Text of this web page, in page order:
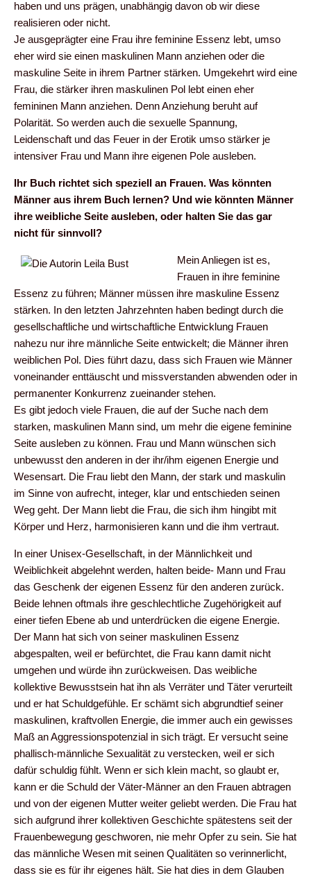
haben und uns prägen, unabhängig davon ob wir diese
realisieren oder nicht.
Je ausgeprägter eine Frau ihre feminine Essenz lebt, umso
eher wird sie einen maskulinen Mann anziehen oder die
maskuline Seite in ihrem Partner stärken. Umgekehrt wird eine
Frau, die stärker ihren maskulinen Pol lebt einen eher
femininen Mann anziehen. Denn Anziehung beruht auf
Polarität. So werden auch die sexuelle Spannung,
Leidenschaft und das Feuer in der Erotik umso stärker je
intensiver Frau und Mann ihre eigenen Pole ausleben.
Ihr Buch richtet sich speziell an Frauen. Was könnten
Männer aus ihrem Buch lernen? Und wie könnten Männer
ihre weibliche Seite ausleben, oder halten Sie das gar
nicht für sinnvoll?
Mein Anliegen ist es,
Frauen in ihre feminine
Essenz zu führen; Männer müssen ihre maskuline Essenz
stärken. In den letzten Jahrzehnten haben bedingt durch die
gesellschaftliche und wirtschaftliche Entwicklung Frauen
nahezu nur ihre männliche Seite entwickelt; die Männer ihren
weiblichen Pol. Dies führt dazu, dass sich Frauen wie Männer
voneinander enttäuscht und missverstanden abwenden oder in
permanenter Konkurrenz zueinander stehen.
Es gibt jedoch viele Frauen, die auf der Suche nach dem
starken, maskulinen Mann sind, um mehr die eigene feminine
Seite ausleben zu können. Frau und Mann wünschen sich
unbewusst den anderen in der ihr/ihm eigenen Energie und
Wesensart. Die Frau liebt den Mann, der stark und maskulin
im Sinne von aufrecht, integer, klar und entschieden seinen
Weg geht. Der Mann liebt die Frau, die sich ihm hingibt mit
Körper und Herz, harmonisieren kann und die ihm vertraut.
In einer Unisex-Gesellschaft, in der Männlichkeit und
Weiblichkeit abgelehnt werden, halten beide- Mann und Frau
das Geschenk der eigenen Essenz für den anderen zurück.
Beide lehnen oftmals ihre geschlechtliche Zugehörigkeit auf
einer tiefen Ebene ab und unterdrücken die eigene Energie.
Der Mann hat sich von seiner maskulinen Essenz
abgespalten, weil er befürchtet, die Frau kann damit nicht
umgehen und würde ihn zurückweisen. Das weibliche
kollektive Bewusstsein hat ihn als Verräter und Täter verurteilt
und er hat Schuldgefühle. Er schämt sich abgrundtief seiner
maskulinen, kraftvollen Energie, die immer auch ein gewisses
Maß an Aggressionspotenzial in sich trägt. Er versucht seine
phallisch-männliche Sexualität zu verstecken, weil er sich
dafür schuldig fühlt. Wenn er sich klein macht, so glaubt er,
kann er die Schuld der Väter-Männer an den Frauen abtragen
und von der eigenen Mutter weiter geliebt werden. Die Frau hat
sich aufgrund ihrer kollektiven Geschichte spätestens seit der
Frauenbewegung geschworen, nie mehr Opfer zu sein. Sie hat
das männliche Wesen mit seinen Qualitäten so verinnerlicht,
dass sie es für ihr eigenes hält. Sie hat dies in dem Glauben